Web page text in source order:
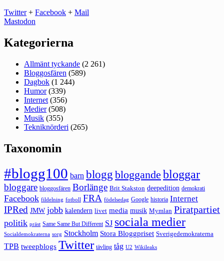
Twitter+ Facebook + Mail
Mastodon
Kategorierna
Allmänt tyckande (2 261)
Bloggosfären (589)
Dagbok (1 244)
Humor(339)
Internet (356)
Medier(508)
Musik (355)
Tekniknörderi (265)
Taxonomin
#blogg100 barn blogg bloggande bloggar
bloggare bloggosfären Borlänge Brit Stakston deepedition demokrati
Facebook fildelning fotboll FRA födelsedag Google historia Internet
IPRed JMW jobb kalendern livet media musik Mymlan Piratpartiet
politik präst Same Same But Different SJ sociala medier
Socialdemokraterna sorg Stockholm Stora Bloggpriset Sverigedemokraterna
TPB tweepblogs Twitter tävling tåg U2 Wikileaks